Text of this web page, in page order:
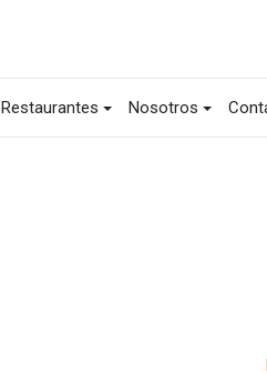
Restaurantes Nosotros